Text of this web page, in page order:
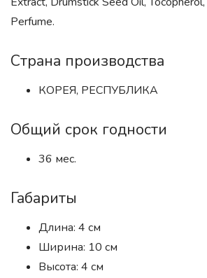
Perfume.
Страна производства
КОРЕЯ, РЕСПУБЛИКА
Общий срок годности
36 мес.
Габариты
Длина: 4 см
Ширина: 10 см
Высота: 4 см